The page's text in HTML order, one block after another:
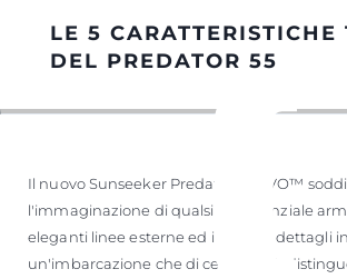
HERITAGE
LE 5 CARATTERISTICHE
DEL PREDATOR 55
Il nuovo Sunseeker Predator 55 EVO™
l'immaginazione di qualsiasi potenziale
eleganti linee esterne ed i raffinati dettagli
un'imbarcazione che di certo saprà